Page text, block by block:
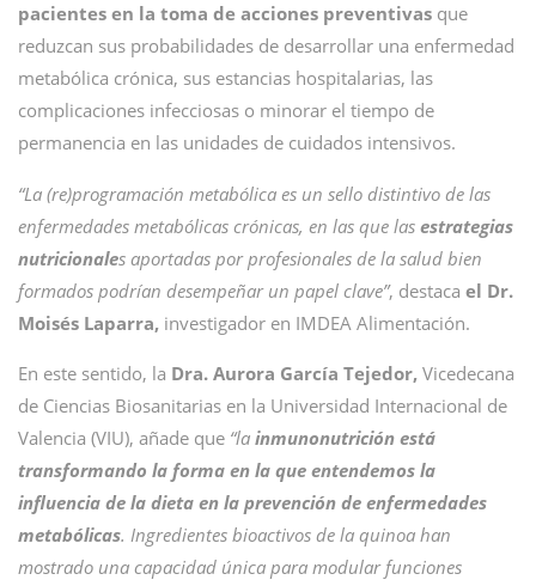
pacientes en la toma de acciones preventivas que
reduzcan sus probabilidades de desarrollar una enfermedad
metabólica crónica, sus estancias hospitalarias, las
complicaciones infecciosas o minorar el tiempo de
permanencia en las unidades de cuidados intensivos.
“La (re)programación metabólica es un sello distintivo de las
enfermedades metabólicas crónicas, en las que las estrategias
nutricionales aportadas por profesionales de la salud bien
formados podrían desempeñar un papel clave”, destaca el Dr.
Moisés Laparra, investigador en IMDEA Alimentación.
En este sentido, la Dra. Aurora García Tejedor, Vicedecana
de Ciencias Biosanitarias en la Universidad Internacional de
Valencia (VIU), añade que “la inmunonutrición está
transformando la forma en la que entendemos la
influencia de la dieta en la prevención de enfermedades
metabólicas. Ingredientes bioactivos de la quinoa han
mostrado una capacidad única para modular funciones